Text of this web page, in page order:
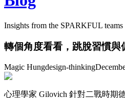
Insights from the SPARKFUL teams
轉個角度看看，跳脫習慣與
Magic Hungdesign-thinking
心理學家 Gilovich 針對二戰時期